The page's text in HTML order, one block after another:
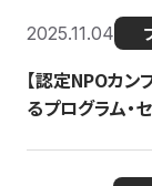
2025.11.04
【認定NPOカ
るプログラム・